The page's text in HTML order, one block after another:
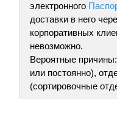
электронного
доставки в него
корпоративных
невозможно.
Вероятные
или постоянно),
(сортировочные